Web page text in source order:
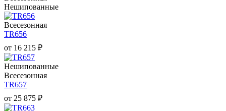
Нешипованные
Всесезонная
TR656
от 16 215 ₽
Нешипованные
Всесезонная
TR657
от 25 875 ₽